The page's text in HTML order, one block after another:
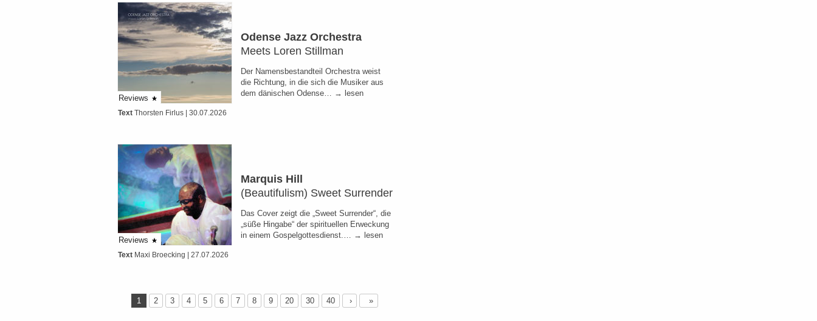
Reviews
Odense Jazz Orchestra
Meets Loren Stillman
Der Namensbestandteil Orchestra weist
die Richtung, in die sich die Musiker aus
dem dänischen Odense… → lesen
Text Thorsten Firlus | 30.07.2026
Reviews
Marquis Hill
(Beautifulism) Sweet Surrender
Das Cover zeigt die „Sweet Surrender“, die
„süße Hingabe“ der spirituellen Erweckung
in einem Gospelgottesdienst.… → lesen
Text Maxi Broecking | 27.07.2026
1 2 3 4 5 6 7 8 9 20 30 40 › »